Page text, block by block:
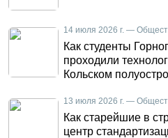
14 июля 2026 г. —
Как студенты
проходили
Кольском
13 июля 2026 г. —
Как старейшие в
центр